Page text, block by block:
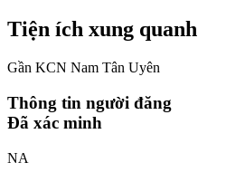
Tiện ích xung quanh
Gần KCN Nam Tân Uyên
Thông tin người đăng
Đã xác minh
NA